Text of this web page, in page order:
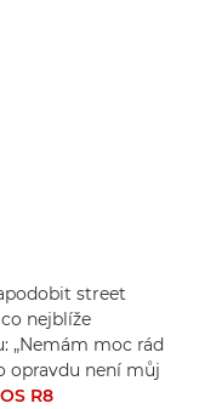
street
nejblíže
„Nemám moc rád
opravdu není můj
R8